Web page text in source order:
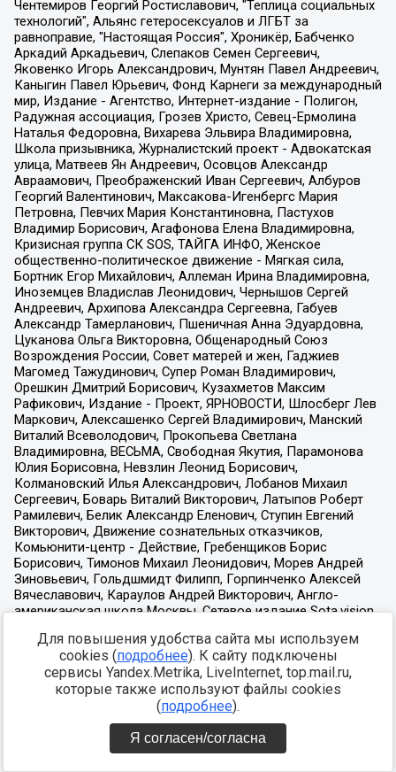
Для повышения удобства сайта мы используем
cookies (подробнее). К сайту подключены
сервисы Yandex.Metrika, LiveInternet, top.mail.ru,
которые также используют файлы cookies
(подробнее).
Я согласен/согласна